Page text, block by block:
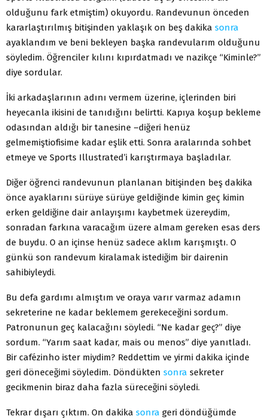
olduğunu fark etmiştim) okuyordu. Randevunun önceden
kararlaştırılmış bitişinden yaklaşık on beş dakika sonra
ayaklandım ve beni bekleyen başka randevularım olduğunu
söyledim. Öğrenciler kılını kıpırdatmadı ve nazikçe “Kiminle?”
diye sordular.
İki arkadaşlarının adını vermem üzerine, içlerinden biri
heyecanla ikisini de tanıdığını belirtti. Kapıya koşup bekleme
odasından aldığı bir tanesine –diğeri henüz
gelmemiştiofisime kadar eşlik etti. Sonra aralarında sohbet
etmeye ve Sports Illustrated’i karıştırmaya başladılar.
Diğer öğrenci randevunun planlanan bitişinden beş dakika
önce ayaklarını sürüye sürüye geldiğinde kimin geç kimin
erken geldiğine dair anlayışımı kaybetmek üzereydim,
sonradan farkına varacağım üzere almam gereken esas ders
de buydu. O an içinse henüz sadece aklım karışmıştı. O
günkü son randevum kiralamak istediğim bir dairenin
sahibiyleydi.
Bu defa gardımı almıştım ve oraya varır varmaz adamın
sekreterine ne kadar beklemem gerekeceğini sordum.
Patronunun geç kalacağını söyledi. “Ne kadar geç?” diye
sordum. “Yarım saat kadar, mais ou menos” diye yanıtladı.
Bir cafézinho ister miydim? Reddettim ve yirmi dakika içinde
geri döneceğimi söyledim. Döndükten sonra sekreter
gecikmenin biraz daha fazla süreceğini söyledi.
Tekrar dışarı çıktım. On dakika sonra geri döndüğümde